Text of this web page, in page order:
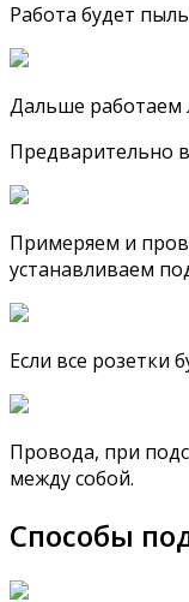
Работа будет
Дальше работаем
Предварительно
Примеряем и
устанавливаем
Если все розетки
Провода, при
между собой.
Способы